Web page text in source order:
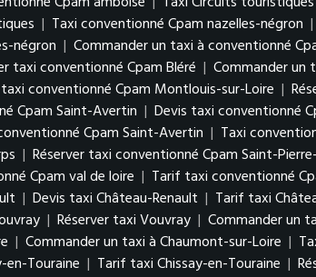
| Taxi conventionné Cpam nazelles-négron |
négron | Commander un taxi à conventionné
taxi conventionné Cpam Bléré | Commander un
conventionné Cpam Montlouis-sur-Loire |
Cpam Saint-Avertin | Devis taxi conventionné
Cpam Saint-Avertin | Taxi
| Réserver taxi conventionné Cpam Saint-
Cpam val de loire | Tarif taxi conventionné
| Devis taxi Château-Renault | Tarif taxi
| Réserver taxi Vouvray | Commander un
| Commander un taxi à Chaumont-sur-Loire |
en-Touraine | Tarif taxi Chissay-en-Touraine |